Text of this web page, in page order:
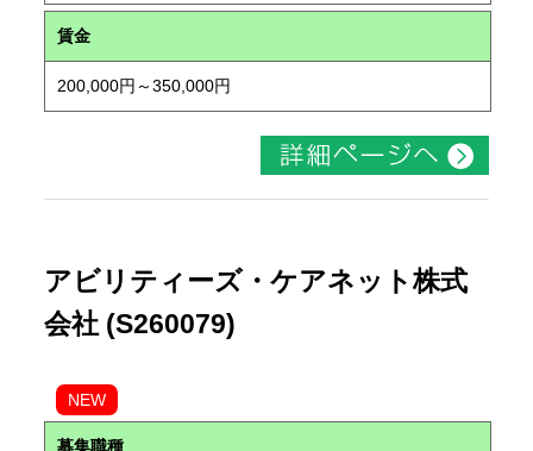
賃金
200,000円～350,000円
アビリティーズ・ケアネット株式
会社 (S260079)
NEW
募集職種